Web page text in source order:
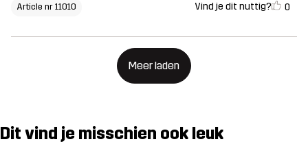
Article nr 11010 Vind je dit nuttig? 0
Meer laden
Dit vind je misschien ook leuk